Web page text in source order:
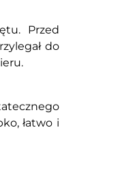
Przed
do
łatwo i